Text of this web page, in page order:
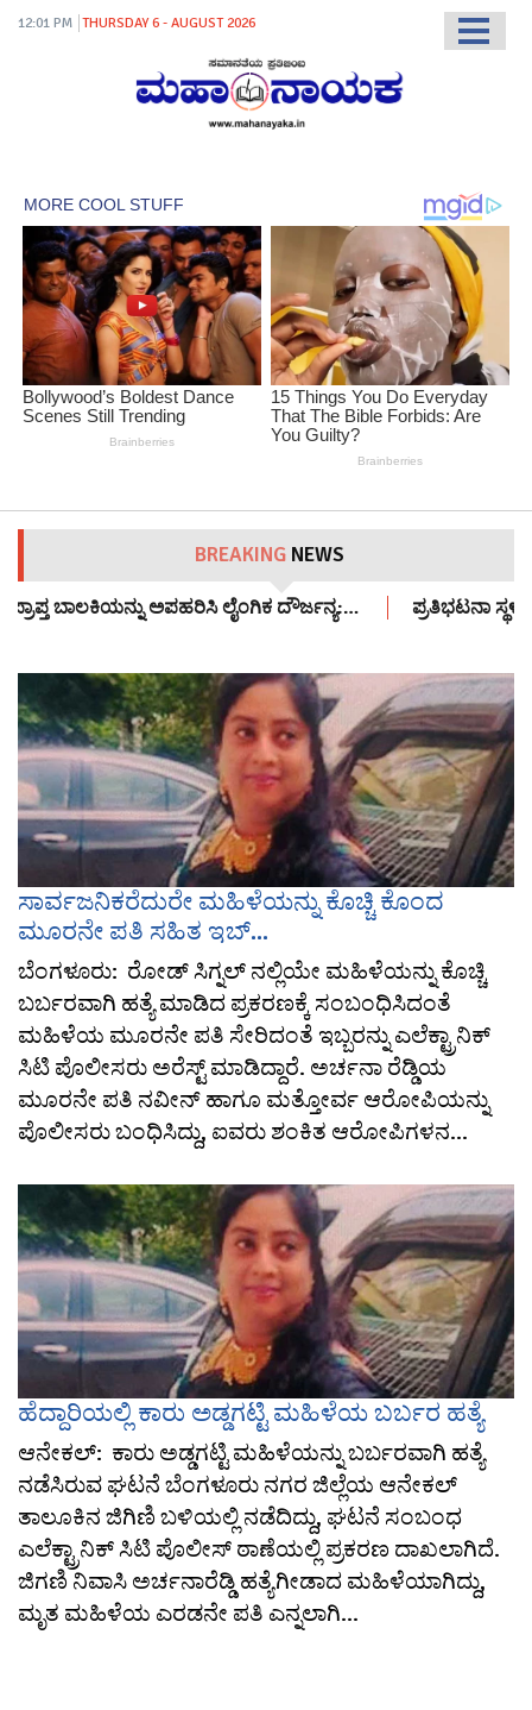
12:01 PM THURSDAY 6 - AUGUST 2026
BREAKING NEWS
ಬಾಲಕಿಯನ್ನು ಅಪಹರಿಸಿ ಲೈಂಗಿಕ ದೌರ್ಜನ್ಯ:… ಪ್ರತಿಭಟನಾ
ಸಾರ್ವಜನಿಕರೆದುರೇ ಮಹಿಳೆಯನ್ನು ಕೊಚ್ಚಿ ಕೊಂದ
ಮೂರನೇ ಪತಿ ಸಹಿತ ಇಬ್...
ಬೆಂಗಳೂರು: ರೋಡ್ ಸಿಗ್ನಲ್ ನಲ್ಲಿಯೇ ಮಹಿಳೆಯನ್ನು ಕೊಚ್ಚಿ
ಬರ್ಬರವಾಗಿ ಹತ್ಯೆ ಮಾಡಿದ ಪ್ರಕರಣಕ್ಕೆ ಸಂಬಂಧಿಸಿದಂತೆ
ಮಹಿಳೆಯ ಮೂರನೇ ಪತಿ ಸೇರಿದಂತೆ ಇಬ್ಬರನ್ನು ಎಲೆಕ್ಟ್ರಾನಿಕ್
ಸಿಟಿ ಪೊಲೀಸರು ಅರೆಸ್ಟ್ ಮಾಡಿದ್ದಾರೆ. ಅರ್ಚನಾ ರೆಡ್ಡಿಯ
ಮೂರನೇ ಪತಿ ನವೀನ್ ಹಾಗೂ ಮತ್ತೋರ್ವ ಆರೋಪಿಯನ್ನು
ಪೊಲೀಸರು ಬಂಧಿಸಿದ್ದು, ಐವರು ಶಂಕಿತ ಆರೋಪಿಗಳನ...
ಹೆದ್ದಾರಿಯಲ್ಲಿ ಕಾರು ಅಡ್ಡಗಟ್ಟಿ ಮಹಿಳೆಯ ಬರ್ಬರ ಹತ್ಯೆ
ಆನೇಕಲ್: ಕಾರು ಅಡ್ಡಗಟ್ಟಿ ಮಹಿಳೆಯನ್ನು ಬರ್ಬರವಾಗಿ ಹತ್ಯೆ
ನಡೆಸಿರುವ ಘಟನೆ ಬೆಂಗಳೂರು ನಗರ ಜಿಲ್ಲೆಯ ಆನೇಕಲ್
ತಾಲೂಕಿನ ಜಿಗಿಣಿ ಬಳಿಯಲ್ಲಿ ನಡೆದಿದ್ದು, ಘಟನೆ ಸಂಬಂಧ
ಎಲೆಕ್ಟ್ರಾನಿಕ್ ಸಿಟಿ ಪೊಲೀಸ್ ಠಾಣೆಯಲ್ಲಿ ಪ್ರಕರಣ ದಾಖಲಾಗಿದೆ.
ಜಿಗಣಿ ನಿವಾಸಿ ಅರ್ಚನಾರೆಡ್ಡಿ ಹತ್ಯೆಗೀಡಾದ ಮಹಿಳೆಯಾಗಿದ್ದು,
ಮೃತ ಮಹಿಳೆಯ ಎರಡನೇ ಪತಿ ಎನ್ನಲಾಗಿ...